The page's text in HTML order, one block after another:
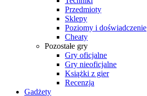
Przedmioty
Sklepy
Poziomy i doświadczenie
Cheaty
Pozostałe gry
Gry oficjalne
Gry nieoficjalne
Książki z gier
Recenzja
Gadżety